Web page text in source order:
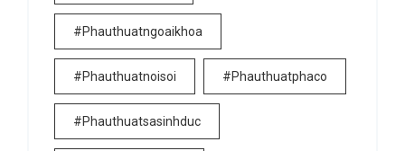
#phauthuatngoaikhoa
#phauthuatnoisoi #phauthuatphaco
#phauthuatsasinhduc